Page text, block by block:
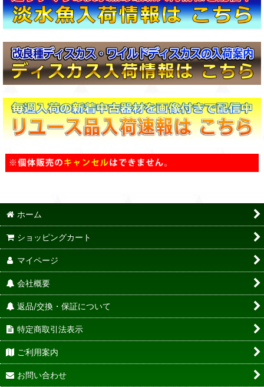
ホーム
ショッピングカート
マイページ
会社概要
返品/交換・保証について
特定商取引法表示
ご利用案内
お問い合わせ